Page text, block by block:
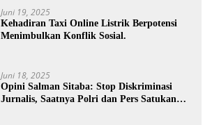
Juni 19, 2025
Kehadiran Taxi Online Listrik Berpotensi
Menimbulkan Konflik Sosial.
Juni 18, 2025
Opini Salman Sitaba: Stop Diskriminasi
Jurnalis, Saatnya Polri dan Pers Satukan